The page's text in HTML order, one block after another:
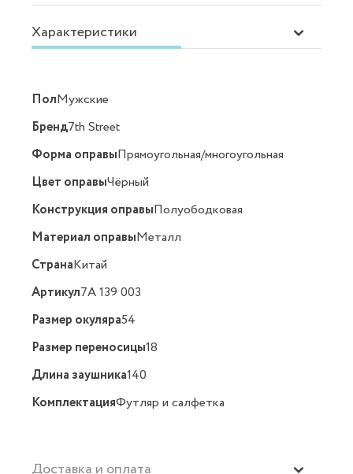
Характеристики
ПолМужские
Бренд7th Street
Форма оправыПрямоугольная/многоугольная
Цвет оправыЧёрный
Конструкция оправыПолуободковая
Материал оправыМеталл
СтранаКитай
Артикул7A 139 003
Размер окуляра54
Размер переносицы18
Длина заушника140
КомплектацияФутляр и салфетка
Доставка и оплата